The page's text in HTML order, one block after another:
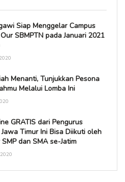
Siap Menggelar Campus
SBMPTN pada Januari 2021
Menanti, Tunjukkan Pesona
Melalui Lomba Ini
GRATIS dari Pengurus
Timur Ini Bisa Diikuti oleh
dan SMA se-Jatim